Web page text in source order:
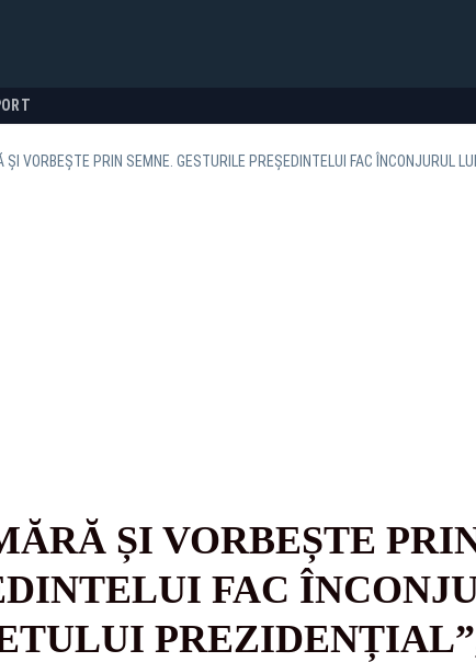
ȘI VORBEȘTE
FAC